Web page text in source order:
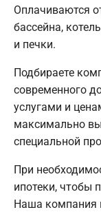
Оплачиваются
бассейна,
и печки.
Подбираете
современного
услугами и
максимально
специальной
При
ипотеки, чтобы
Наша компания